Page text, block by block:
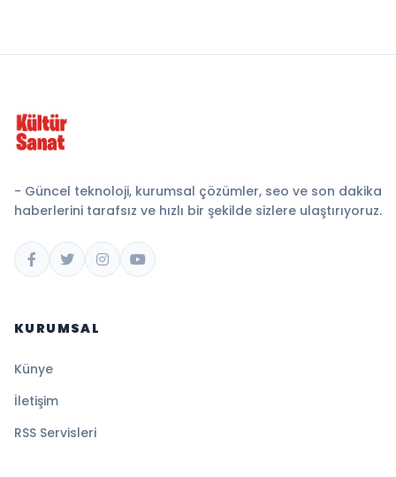
- Güncel teknoloji, kurumsal çözümler, seo ve son dakika
haberlerini tarafsız ve hızlı bir şekilde sizlere ulaştırıyoruz.
KURUMSAL
Künye
İletişim
RSS Servisleri